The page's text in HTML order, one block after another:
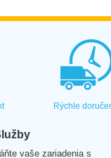
Rýchle
vaše zariadenia s